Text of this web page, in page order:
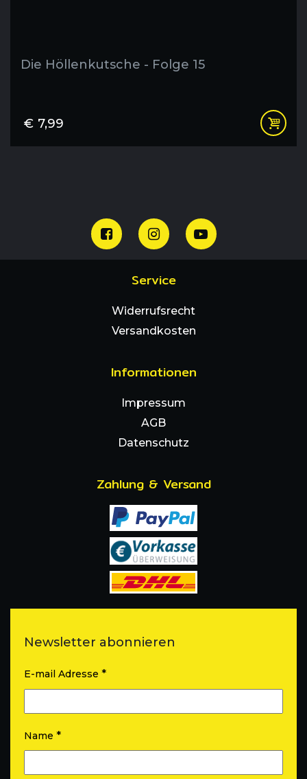
Die Höllenkutsche - Folge 15
€ 7,99
Service
Widerrufsrecht
Versandkosten
Informationen
Impressum
AGB
Datenschutz
Zahlung & Versand
Newsletter abonnieren
E-mail Adresse *
Name *